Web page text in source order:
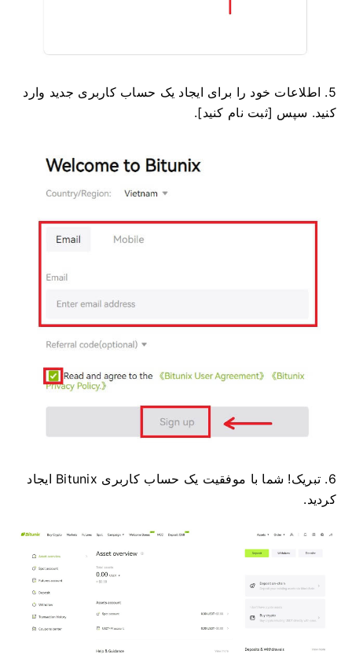
5. اطلاعات خود را برای ایجاد یک حساب کاربری جدید وارد
کنید. سپس [ثبت نام کنید].
6. تبریک!
شما با موفقیت یک حساب کاربری Bitunix ایجاد
کردید.